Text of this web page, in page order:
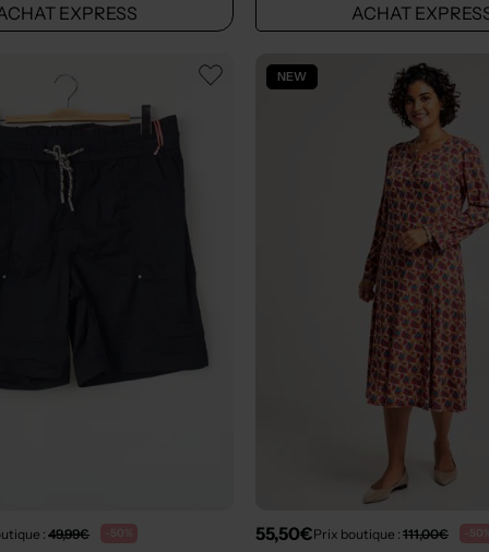
EXPRESS ACHAT
:49,99€ -50%
NEW
55,50€Prix boutique : 111,00€ -